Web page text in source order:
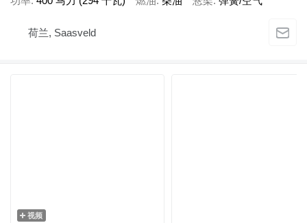
荷兰, Saasveld
视频